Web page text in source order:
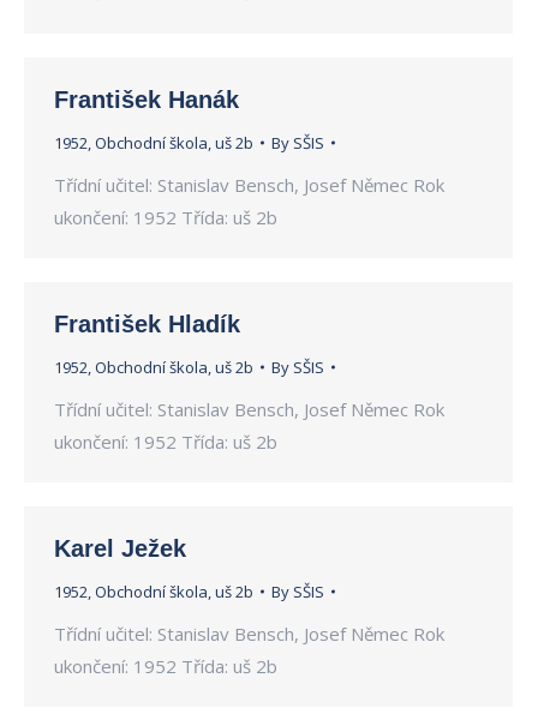
František Hanák
1952,Obchodní škola,uš 2b By SŠIS
Třídní učitel: Stanislav Bensch, Josef Němec Rok
ukončení: 1952 Třída: uš 2b
František Hladík
1952,Obchodní škola,uš 2b By SŠIS
Třídní učitel: Stanislav Bensch, Josef Němec Rok
ukončení: 1952 Třída: uš 2b
Karel Ježek
1952,Obchodní škola,uš 2b By SŠIS
Třídní učitel: Stanislav Bensch, Josef Němec Rok
ukončení: 1952 Třída: uš 2b